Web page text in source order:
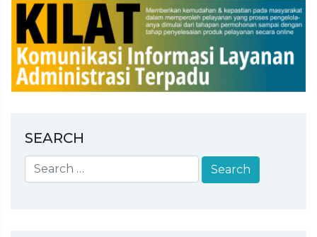
SEARCH